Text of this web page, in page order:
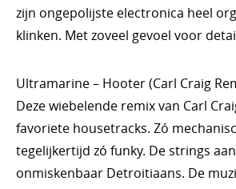
zijn ongepolijste electronica heel
klinken. Met zoveel gevoel voor
Ultramarine – Hooter (Carl Craig
Deze wiebelende remix van Carl
favoriete housetracks. Zó
tegelijkertijd zó funky. De strings
onmiskenbaar Detroitiaans. De